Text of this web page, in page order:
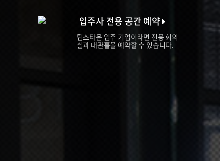
입주사 전용 공간 예약
팁스타운 입주 기업이라면 전용 회의
실과 대관홀을 예약할 수 있습니다.